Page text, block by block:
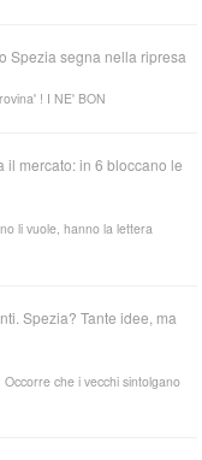
Spezia segna nella ripresa
! I NE' BON
il mercato: in 6 bloccano le
li vuole, hanno la lettera
Spezia? Tante idee, ma
che i vecchi sintolgano